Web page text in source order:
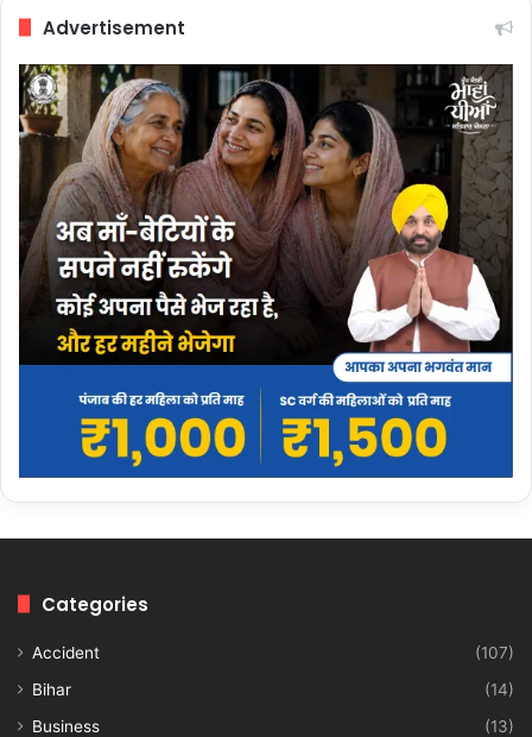
Advertisement
Categories
Accident
(107)
Bihar
(14)
Business
(13)